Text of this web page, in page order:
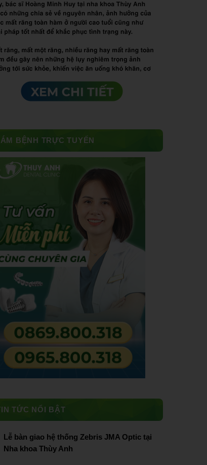
BỆNH TRỰC TUYẾN
TỨC NỔI BẬT
Lễ bàn giao hệ thống Zebris JMA Optic tại
Nha khoa Thùy Anh